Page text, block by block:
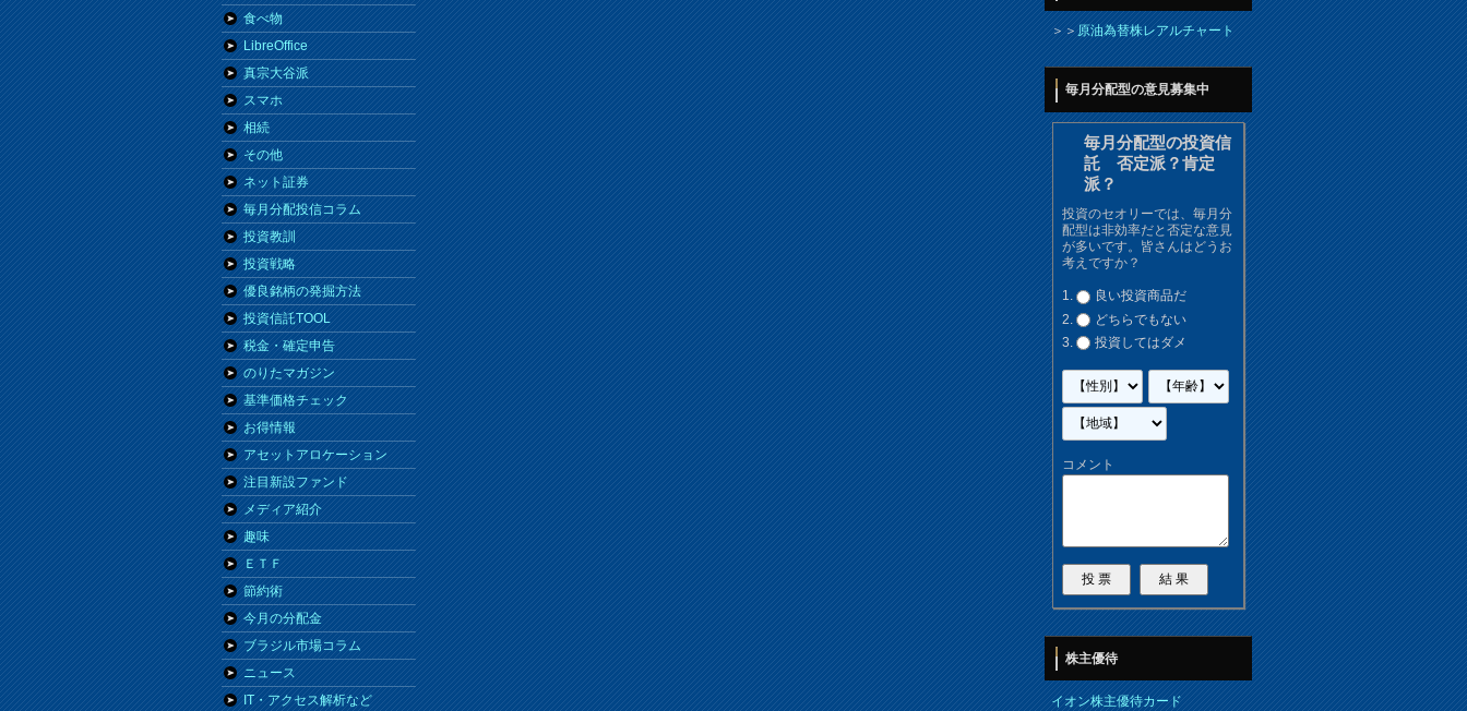
食べ物
LibreOffice
真宗大谷派
スマホ
相続
その他
ネット証券
毎月分配投信コラム
投資教訓
投資戦略
優良銘柄の発掘方法
投資信託TOOL
税金・確定申告
のりたマガジン
基準価格チェック
お得情報
アセットアロケーション
注目新設ファンド
メディア紹介
趣味
ＥＴＦ
節約術
今月の分配金
ブラジル市場コラム
ニュース
IT・アクセス解析など
＞＞原油為替株レアルチャート
毎月分配型の意見募集中
毎月分配型の投資信
託 否定派？肯定
派？
投資のセオリーでは、毎月分
配型は非効率だと否定な意見
が多いです。皆さんはどうお
考えですか？
良い投資商品だ
どちらでもない
投資してはダメ
コメント
株主優待
イオン株主優待カード